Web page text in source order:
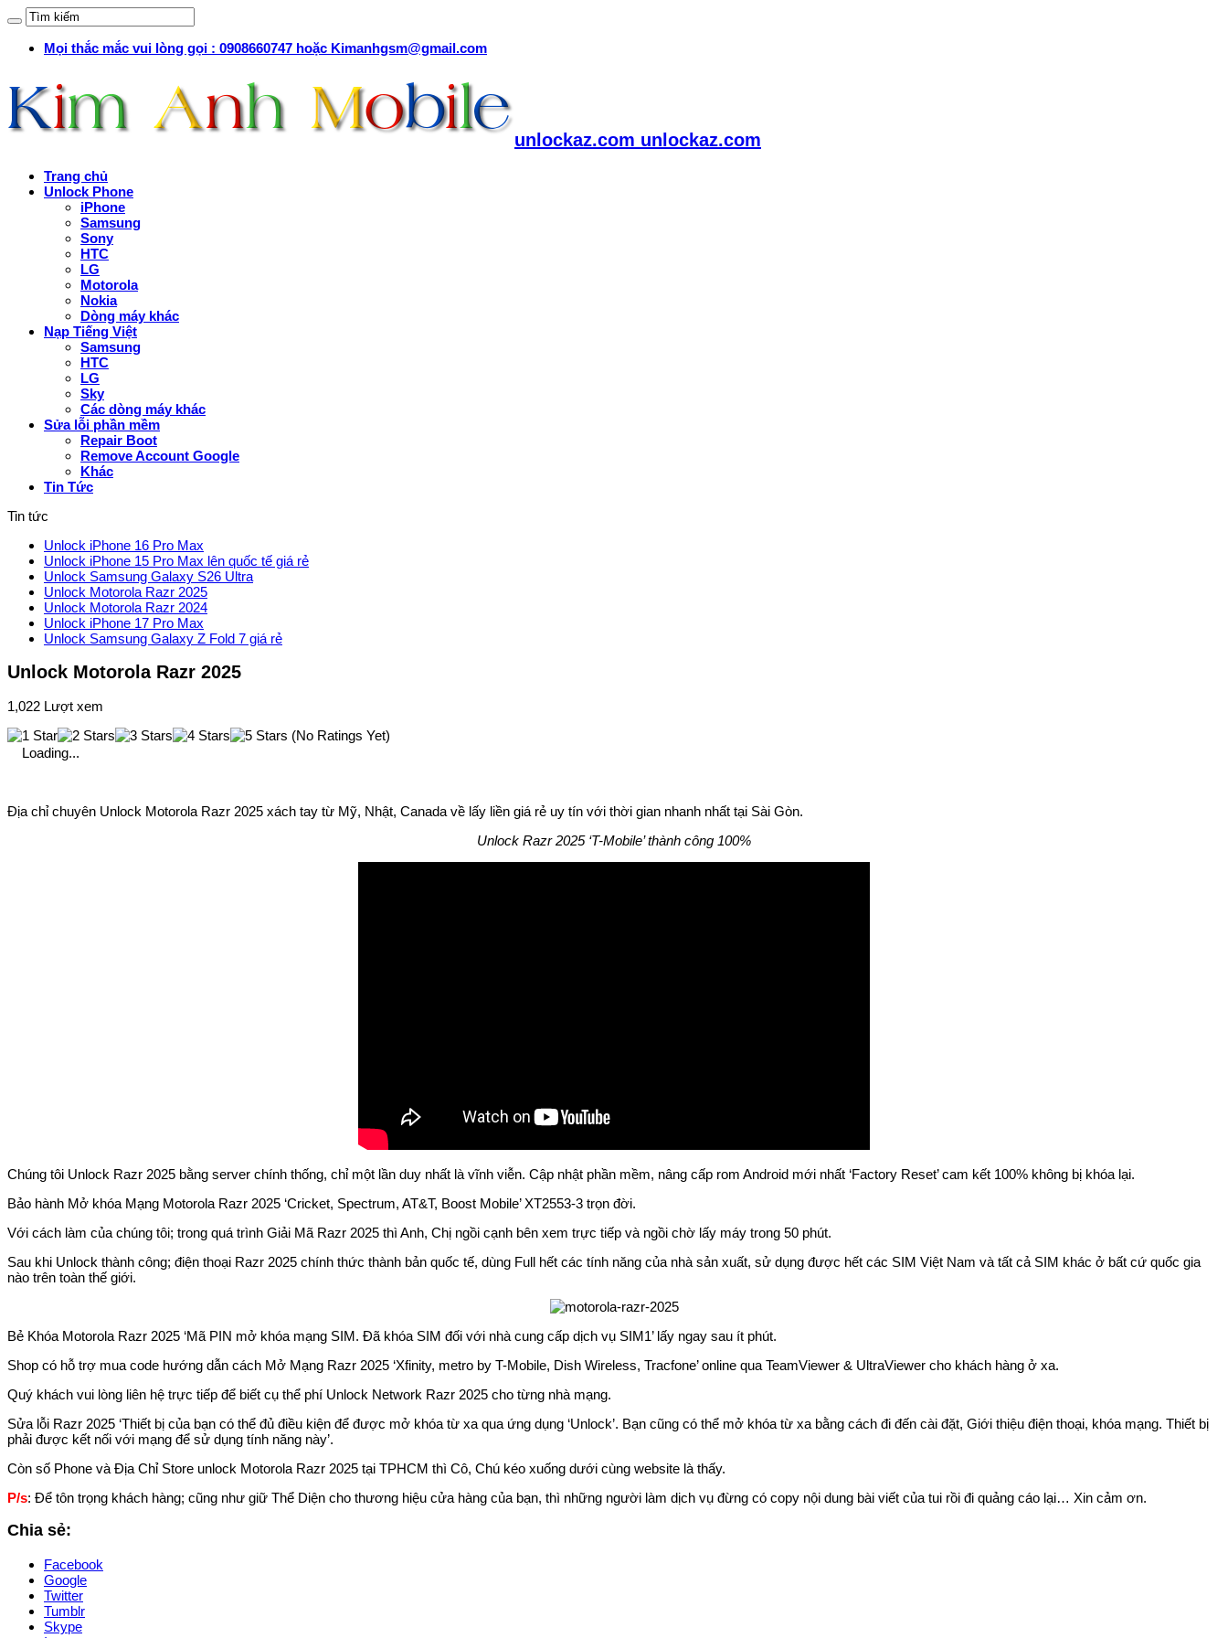
Mọi thắc mắc vui lòng gọi : 0908660747 hoặc Kimanhgsm@gmail.com
unlockaz.com unlockaz.com
Trang chủ
Unlock Phone
iPhone
Samsung
Sony
HTC
LG
Motorola
Nokia
Dòng máy khác
Nạp Tiếng Việt
Samsung
HTC
LG
Sky
Các dòng máy khác
Sửa lỗi phần mềm
Repair Boot
Remove Account Google
Khác
Tin Tức
Tin tức
Unlock iPhone 16 Pro Max
Unlock iPhone 15 Pro Max lên quốc tế giá rẻ
Unlock Samsung Galaxy S26 Ultra
Unlock Motorola Razr 2025
Unlock Motorola Razr 2024
Unlock iPhone 17 Pro Max
Unlock Samsung Galaxy Z Fold 7 giá rẻ
Unlock Motorola Razr 2025
1,022 Lượt xem
(No Ratings Yet)
Loading...
Địa chỉ chuyên Unlock Motorola Razr 2025 xách tay từ Mỹ, Nhật, Canada về lấy liền giá rẻ uy tín với thời gian nhanh nhất tại Sài Gòn.
Unlock Razr 2025 ‘T-Mobile’ thành công 100%
Chúng tôi Unlock Razr 2025 bằng server chính thống, chỉ một lần duy nhất là vĩnh viễn. Cập nhật phần mềm, nâng cấp rom Android mới nhất ‘Factory Reset’ cam kết 100% không bị khóa lại.
Bảo hành Mở khóa Mạng Motorola Razr 2025 ‘Cricket, Spectrum, AT&T, Boost Mobile’ XT2553-3 trọn đời.
Với cách làm của chúng tôi; trong quá trình Giải Mã Razr 2025 thì Anh, Chị ngồi cạnh bên xem trực tiếp và ngồi chờ lấy máy trong 50 phút.
Sau khi Unlock thành công; điện thoại Razr 2025 chính thức thành bản quốc tế, dùng Full hết các tính năng của nhà sản xuất, sử dụng được hết các SIM Việt Nam và tất cả SIM khác ở bất cứ quốc gia
nào trên toàn thế giới.
Bẻ Khóa Motorola Razr 2025 ‘Mã PIN mở khóa mạng SIM. Đã khóa SIM đối với nhà cung cấp dịch vụ SIM1’ lấy ngay sau ít phút.
Shop có hỗ trợ mua code hướng dẫn cách Mở Mạng Razr 2025 ‘Xfinity, metro by T-Mobile, Dish Wireless, Tracfone’ online qua TeamViewer & UltraViewer cho khách hàng ở xa.
Quý khách vui lòng liên hệ trực tiếp để biết cụ thể phí Unlock Network Razr 2025 cho từng nhà mạng.
Sửa lỗi Razr 2025 ‘Thiết bị của bạn có thể đủ điều kiện để được mở khóa từ xa qua ứng dụng ‘Unlock’. Bạn cũng có thể mở khóa từ xa bằng cách đi đến cài đặt, Giới thiệu điện thoại, khóa mạng. Thiết bị
phải được kết nối với mạng để sử dụng tính năng này’.
Còn số Phone và Địa Chỉ Store unlock Motorola Razr 2025 tại TPHCM thì Cô, Chú kéo xuống dưới cùng website là thấy.
P/s: Để tôn trọng khách hàng; cũng như giữ Thể Diện cho thương hiệu cửa hàng của bạn, thì những người làm dịch vụ đừng có copy nội dung bài viết của tui rồi đi quảng cáo lại… Xin cảm ơn.
Chia sẻ:
Facebook
Google
Twitter
Tumblr
Skype